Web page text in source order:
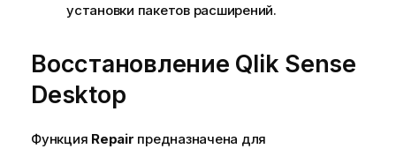
установки пакетов расширений.
Восстановление Qlik Sense
Desktop
Функция Repair предназначена для